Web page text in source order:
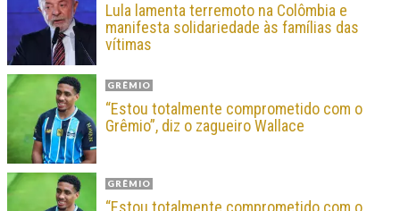
Lula lamenta terremoto na Colômbia e
manifesta solidariedade às famílias das
vítimas
GRÊMIO
“Estou totalmente comprometido com o
Grêmio”, diz o zagueiro Wallace
GRÊMIO
“Estou totalmente comprometido com o